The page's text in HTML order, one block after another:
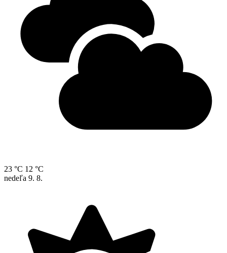
23 °C 12 °C
nedeľa 9. 8.